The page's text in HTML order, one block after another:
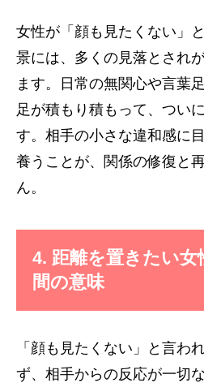
女性が「顔も見たくない」
景には、多くの見落とされ
ます。日常の無関心や言葉
足が積もり積もって、つい
す。相手の小さな違和感に
養うことが、関係の修復と
ん。
4. 距離を置きたい女
間の意味
「顔も見たくない」と言わ
ず、相手からの反応が一切